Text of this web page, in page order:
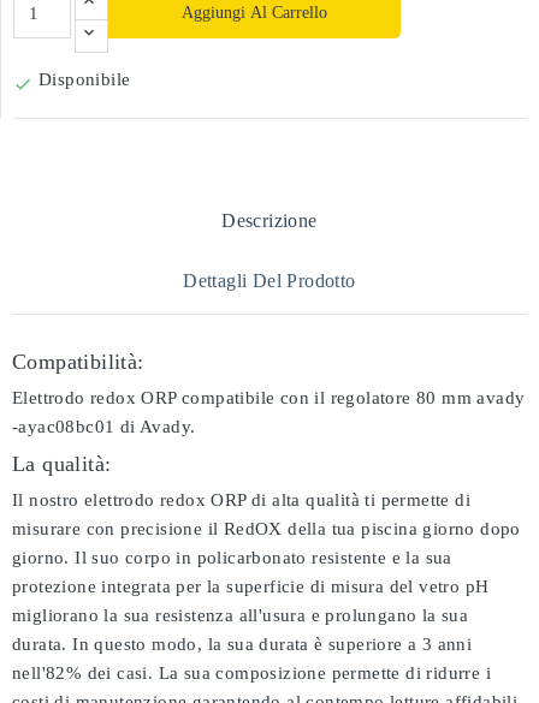
Aggiungi Al Carrello
 Disponibile
Descrizione
Dettagli Del Prodotto
Compatibilità:
Elettrodo redox ORP compatibile con il regolatore 80 mm avady
-ayac08bc01 di Avady.
La qualità:
Il nostro elettrodo redox ORP di alta qualità ti permette di
misurare con precisione il RedOX della tua piscina giorno dopo
giorno. Il suo corpo in policarbonato resistente e la sua
protezione integrata per la superficie di misura del vetro pH
migliorano la sua resistenza all'usura e prolungano la sua
durata. In questo modo, la sua durata è superiore a 3 anni
nell'82% dei casi. La sua composizione permette di ridurre i